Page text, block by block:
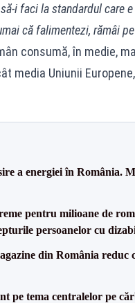
i faci la standardul care
că falimentezi, rămâi
consumă, în medie,
media Uniunii
a energiei în România.
pentru milioane de
persoanelor cu
din România reduc
pe tema centralelor pe